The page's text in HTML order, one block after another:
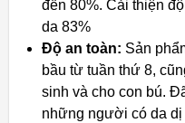
đến 80%. Cải thiện
da 83%
Độ an toàn: Sản
bầu từ tuần thứ 8,
sinh và cho con bú.
những người có da